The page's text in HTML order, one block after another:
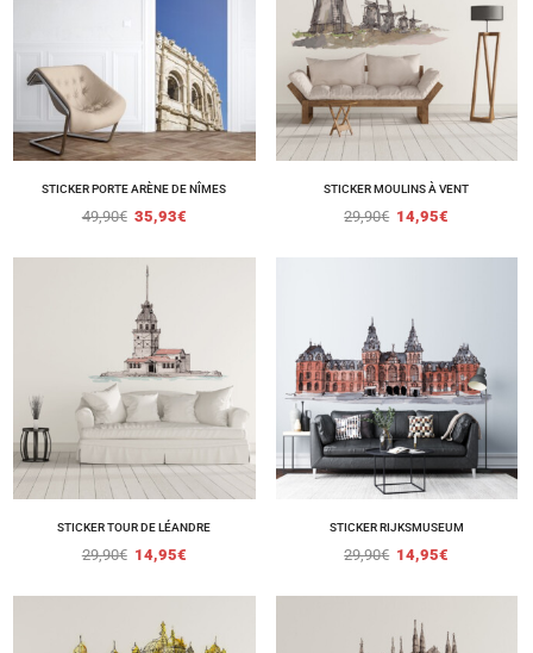
STICKER PORTE ARÈNE DE NÎMES
49,90€ 35,93€
STICKER MOULINS À VENT
29,90€ 14,95€
STICKER TOUR DE LÉANDRE
29,90€ 14,95€
STICKER RIJKSMUSEUM
29,90€ 14,95€